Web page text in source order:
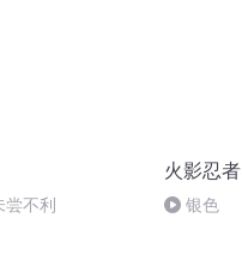
尝不利
火影忍者
银色